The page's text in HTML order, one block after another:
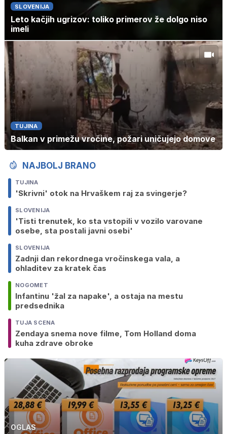
SLOVENIJA
Leto kačjih ugrizov: toliko primerov že dolgo niso
imeli
TUJINA
Balkan v primežu vročine, požari uničujejo domove
NAJBOLJ BRANO
TUJINA
'Skrivni' otok na Hrvaškem raj za svingerje?
SLOVENIJA
'Tisti trenutek, ko sta vstopili v vozilo varovane
osebe, sta postali javni osebi'
SLOVENIJA
Zadnji dan rekordnega vročinskega vala, a
ohladitev za kratek čas
NOGOMET
Infantinu 'žal za napake', a ostaja na mestu
predsednika
TUJA SCENA
Zendaya snema nove filme, Tom Holland doma
kuha zdrave obroke
OGLAS